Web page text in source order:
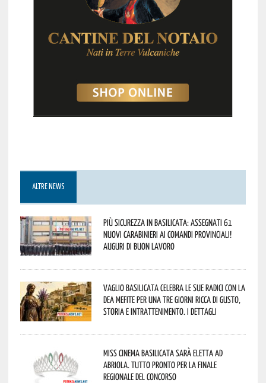
ALTRE NEWS
Più sicurezza in Basilicata: assegnati 61
nuovi Carabinieri ai Comandi provinciali!
Auguri di buon lavoro
Vaglio Basilicata celebra le sue radici con la
Dea Mefite per una tre giorni ricca di gusto,
storia e intrattenimento. I dettagli
Miss Cinema Basilicata sarà eletta ad
Abriola. Tutto pronto per la finale
regionale del concorso